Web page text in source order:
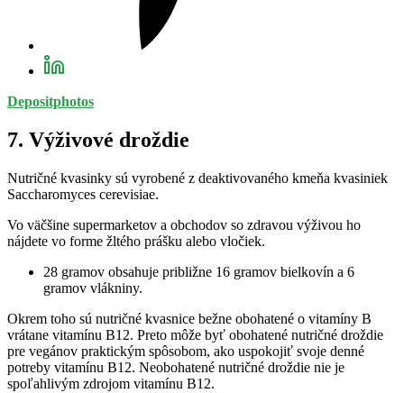
Depositphotos
7. Výživové droždie
Nutričné kvasinky sú vyrobené z deaktivovaného kmeňa kvasiniek
Saccharomyces cerevisiae.
Vo väčšine supermarketov a obchodov so zdravou výživou ho
nájdete vo forme žltého prášku alebo vločiek.
28 gramov obsahuje približne 16 gramov bielkovín a 6
gramov vlákniny.
Okrem toho sú nutričné kvasnice bežne obohatené o vitamíny B
vrátane vitamínu B12. Preto môže byť obohatené nutričné droždie
pre vegánov praktickým spôsobom, ako uspokojiť svoje denné
potreby vitamínu B12. Neobohatené nutričné droždie nie je
spoľahlivým zdrojom vitamínu B12.